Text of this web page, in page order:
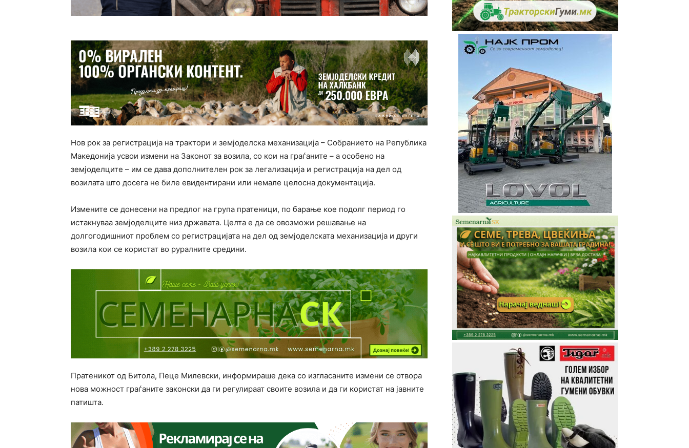
Нов рок за регистрација на трактори и земјоделска механизација – Собранието на Република
Македонија усвои измени на Законот за возила, со кои на граѓаните – а особено на
земјоделците – им се дава дополнителен рок за легализација и регистрација на дел од
возилата што досега не биле евидентирани или немале целосна документација.
Измените се донесени на предлог на група пратеници, по барање кое подолг период го
истакнуваа земјоделците низ државата. Целта е да се овозможи решавање на
долгогодишниот проблем со регистрацијата на дел од земјоделската механизација и други
возила кои се користат во руралните средини.
Пратеникот од Битола, Пеце Милевски, информираше дека со изгласаните измени се отвора
нова можност граѓаните законски да ги регулираат своите возила и да ги користат на јавните
патишта.